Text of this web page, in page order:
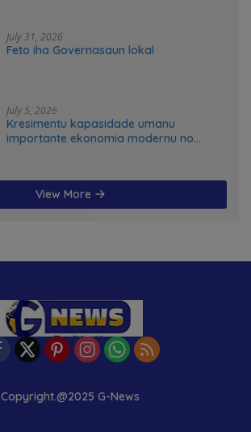
July 31, 2026
Feto iha Governasaun lokal
July 5, 2026
Kresimentu kapasidade umanu
importante ekonomia modernu no
View More
Copyright.@2025 G-News